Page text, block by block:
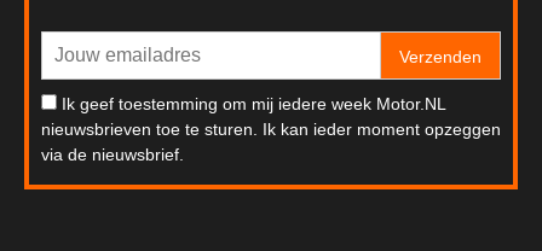
Verzenden
Ik geef toestemming om mij iedere week Motor.NL
nieuwsbrieven toe te sturen. Ik kan ieder moment opzeggen
via de nieuwsbrief.